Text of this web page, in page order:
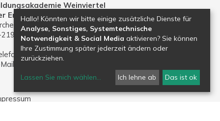
Weinviertel
Erzdiözese Wien
1
Gaweinstal
02574 30203
Hallo! Könnten wir bitte einige zusätzliche Dienste für
Analyse, Sonstiges, Systemtechnische
Notwendigkeit & Social Media aktivieren? Sie können
Ihre Zustimmung später jederzeit ändern oder
zurückziehen.
Lassen Sie mich wählen... Ich lehne ab Das ist ok